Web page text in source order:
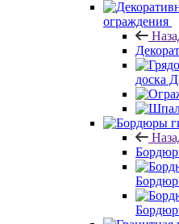
ограждения
доска